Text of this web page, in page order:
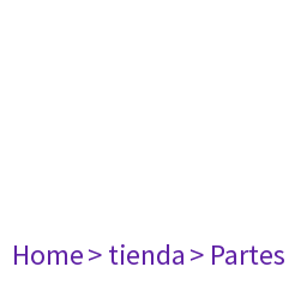
Home> tienda> Partes